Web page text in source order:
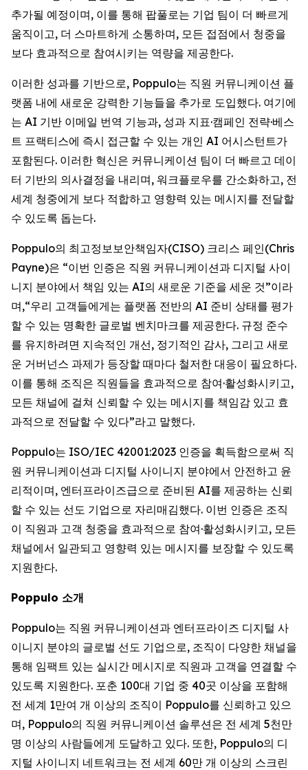
추가될 예정이며, 이를 통해 팝풀로는 기업 팀이 더 빠르게
움직이고, 더 스마트하게 소통하며, 모든 접점에서 청중을
보다 효과적으로 참여시키는 역량을 제공한다.
이러한 성과를 기반으로, Poppulo는 직원 커뮤니케이션 플
랫폼 내에 새로운 강력한 기능들을 추가로 도입했다. 여기에
는 AI 기반 이메일 번역 기능과, 성과 지표·캠페인 전략·베스
트 프랙티스에 즉시 접근할 수 있는 개인 AI 어시스턴트가
포함된다. 이러한 혁신은 커뮤니케이션 팀이 더 빠르고 데이
터 기반의 의사결정을 내리며, 워크플로우를 간소화하고, 전
세계 청중에게 보다 적합하고 영향력 있는 메시지를 전달할
수 있도록 돕는다.
Poppulo의 최고정보보안책임자(CISO) 크리스 페인(Chris
Payne)은 “이번 인증은 직원 커뮤니케이션과 디지털 사이
니지 분야에서 책임 있는 AI의 새로운 기준을 세운 것”이라
며,“우리 고객들에게는 플랫폼 전반의 AI 준비 상태를 평가
할 수 있는 명확한 글로벌 벤치마크를 제공한다. 규정 준수
를 유지하려면 지속적인 개선, 정기적인 감사, 그리고 새로
운 거버넌스 과제가 등장할 때마다 철저한 대응이 필요하다.
이를 통해 조직은 직원들을 효과적으로 참여·활성화시키고,
모든 채널에 걸쳐 신뢰할 수 있는 메시지를 책임감 있고 효
과적으로 전달할 수 있다”라고 말했다.
Poppulo는 ISO/IEC 42001:2023 인증을 획득함으로써 직
원 커뮤니케이션과 디지털 사이니지 분야에서 안전하고 윤
리적이며, 엔터프라이즈급으로 준비된 AI를 제공하는 신뢰
할 수 있는 선도 기업으로 자리매김했다. 이번 인증은 조직
이 직원과 고객 청중을 효과적으로 참여·활성화시키고, 모든
채널에서 일관되고 영향력 있는 메시지를 보장할 수 있도록
지원한다.
Poppulo 소개
Poppulo는 직원 커뮤니케이션과 엔터프라이즈 디지털 사
이니지 분야의 글로벌 선도 기업으로, 조직이 다양한 채널을
통해 임팩트 있는 실시간 메시지로 직원과 고객을 연결할 수
있도록 지원한다. 포춘 100대 기업 중 40곳 이상을 포함해
전 세계 1만여 개 이상의 조직이 Poppulo를 신뢰하고 있으
며, Poppulo의 직원 커뮤니케이션 솔루션은 전 세계 5천만
명 이상의 사람들에게 도달하고 있다. 또한, Poppulo의 디
지털 사이니지 네트워크는 전 세계 60만 개 이상의 스크린